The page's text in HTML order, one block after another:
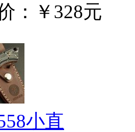
：
￥328元
小直